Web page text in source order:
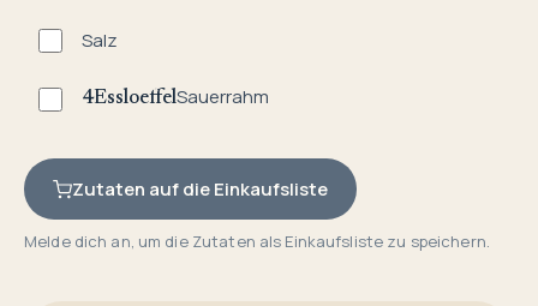
Salz
4EssloeffelSauerrahm
Zutaten auf die Einkaufsliste
Melde dich an, um die Zutaten als Einkaufsliste zu speichern.